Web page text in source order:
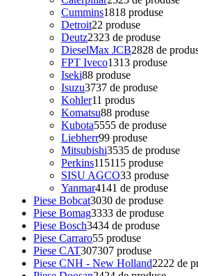
Cummins1818 produse
Detroit22 produse
Deutz2323 de produse
DieselMax JCB2828 de
FPT Iveco1313 produse
Iseki88 produse
Isuzu3737 de produse
Kohler11 produs
Komatsu88 produse
Kubota5555 de produse
Liebherr99 produse
Mitsubishi3535 de produse
Perkins115115 produse
SISU AGCO33 produse
Yanmar4141 de produse
Piese Bobcat3030 de produse
Piese Bomag3333 de produse
Piese Bosch3434 de produse
Piese Carraro55 produse
Piese CAT307307 produse
Piese CNH - New Holland2222 de